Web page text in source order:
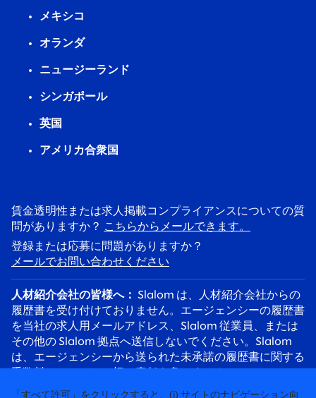
メキシコ
オランダ
ニュージーランド
シンガポール
英国
アメリカ合衆国
賃金透明性または求人掲載コンプライアンスについての質
問がありますか？ こちらからメールできます。
登録または応募に問題がありますか？
メールでお問い合わせください
人材紹介会社の皆様へ： Slalom は、人材紹介会社からの
履歴書を受け付けておりません。エージェンシーの履歴書
を当社の求人用メールアドレス、Slalom 従業員、または
その他の Slalom 拠点へ送信しないでください。Slalom
は、エージェンシーから送られた未承諾の履歴書に関する
応募者の皆様へ： 採用詐欺にご注意ください。Slalom の
「すべて許可」をクリックすると、(i) サイトのナビゲーション向